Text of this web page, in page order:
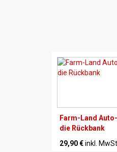
Farm-Land
die Rückbank
29,90 €inkl. MwSt.